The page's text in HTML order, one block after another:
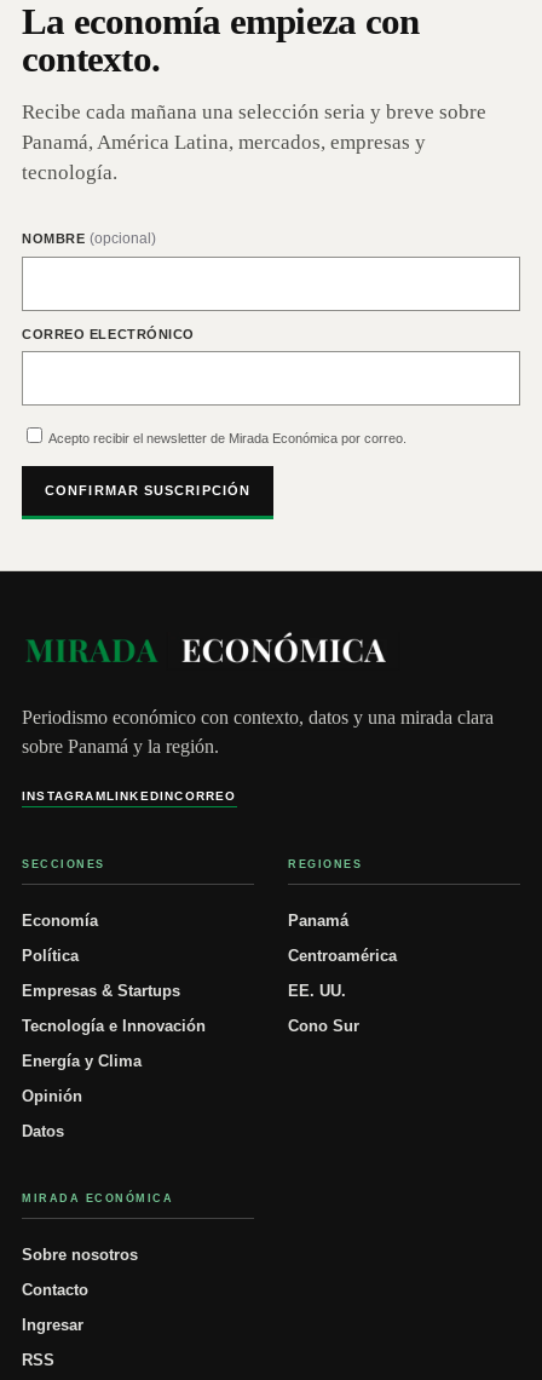
La economía empieza con
contexto.
Recibe cada mañana una selección seria y breve sobre
Panamá, América Latina, mercados, empresas y
tecnología.
NOMBRE (opcional)
CORREO ELECTRÓNICO
Acepto recibir el newsletter de Mirada Económica por correo.
CONFIRMAR SUSCRIPCIÓN
Periodismo económico con contexto, datos y una mirada clara
sobre Panamá y la región.
INSTAGRAMLINKEDINCORREO
SECCIONES
Economía
Política
Empresas & Startups
Tecnología e Innovación
Energía y Clima
Opinión
Datos
REGIONES
Panamá
Centroamérica
EE. UU.
Cono Sur
MIRADA ECONÓMICA
Sobre nosotros
Contacto
Ingresar
RSS